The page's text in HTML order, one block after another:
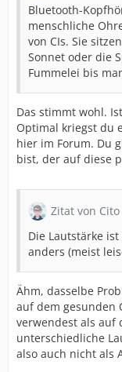
Bluetooth-
menschliche
von CIs. Sie
Sonnet oder die
Fummelei bis
Das stimmt wohl.
Optimal kriegst du
hier im Forum. Du
bist, der auf diese
Zitat von Cito
Die Lautstärke
anders (meist
Ähm, dasselbe
auf dem gesunden
verwendest als auf
unterschiedliche
also auch nicht als